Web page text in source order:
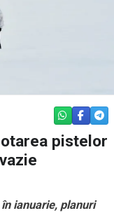
WHATSAPP
pistelor
ianuarie, planuri